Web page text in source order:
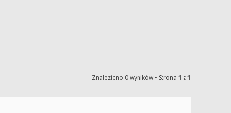
Znaleziono 0 wyników • Strona 1 z1